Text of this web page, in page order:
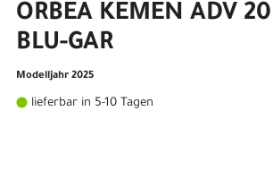
ORBEA KEMEN ADV
BLU-GAR
Modelljahr 2025
lieferbar in 5-10 Tagen